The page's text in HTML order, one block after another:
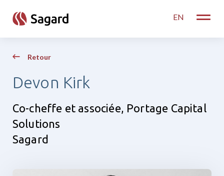
EN
Toggle
Retour
Devon Kirk
Co-cheffe et associée, Portage Capital
Solutions
Sagard